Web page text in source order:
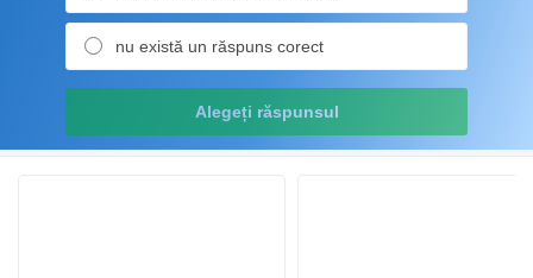
nu există un răspuns corect
Alegeți răspunsul